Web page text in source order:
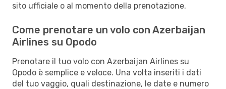
sito ufficiale o al momento della prenotazione.
Come prenotare un volo con Azerbaijan
Airlines su Opodo
Prenotare il tuo volo con Azerbaijan Airlines su
Opodo è semplice e veloce. Una volta inseriti i dati
del tuo vaggio, quali destinazione, le date e numero